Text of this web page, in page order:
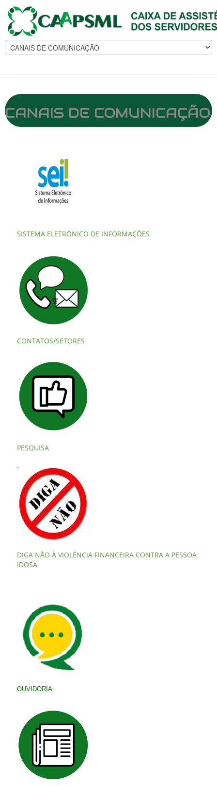
CANAIS DE COMUNICAÇÃO
SISTEMA ELETRÔNICO DE INFORMAÇÕES
CONTATOS/SETORES
PESQUISA
DIGA NÃO À VIOLÊNCIA FINANCEIRA CONTRA A PESSOA
IDOSA
OUVIDORIA